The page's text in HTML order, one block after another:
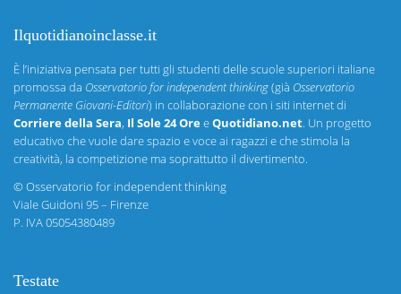
Ilquotidianoinclasse.it
È l’iniziativa pensata per tutti gli studenti delle scuole superiori italiane
promossa da Osservatorio for independent thinking(già Osservatorio
Permanente Giovani-Editori) in collaborazione con i siti internet di
Corriere della Sera, Il Sole 24 OreeQuotidiano.net. Un progetto
educativo che vuole dare spazio e voce ai ragazzi e che stimola la
creatività, la competizione ma soprattutto il divertimento.
©Osservatorio for independent thinking
Viale Guidoni 95 – Firenze
P. IVA 05054380489
Testate